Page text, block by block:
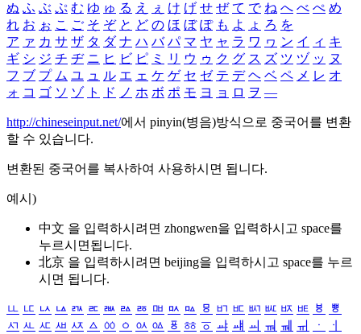
ぬ ふ ぶ ぷ む ゆ ゅ る え ぇ け げ せ ぜ て で ね へ べ ぺ め
れ お ぉ こ ご そ ぞ と ど の ほ ぼ ぽ も よ ょ ろ を
ア ァ カ サ ザ タ ダ ナ ハ バ パ マ ヤ ャ ラ ワ ヮ ン イ ィ キ
ギ シ ジ チ ヂ ニ ヒ ビ ピ ミ リ ウ ゥ ク グ ス ズ ツ ヅ ッ ヌ
フ ブ プ ム ユ ュ ル エ ェ ケ ゲ セ ゼ テ デ ヘ ベ ペ メ レ オ
ォ コ ゴ ソ ゾ ト ド ノ ホ ボ ポ モ ヨ ョ ロ ヲ ―
http://chineseinput.net/에서 pinyin(병음)방식으로 중국어를 변환
할 수 있습니다.
변환된 중국어를 복사하여 사용하시면 됩니다.
예시)
中文 을 입력하시려면 zhongwen을 입력하시고 space를
누르시면됩니다.
北京 을 입력하시려면 beijing을 입력하시고 space를 누르
시면 됩니다.
ㅥ ㅦ ㅧ ㅨ ㅩ ㅪ ㅫ ㅬ ㅭ ㅮ ㅯ ㅰ ㅱ ㅲ ㅳ ㅴ ㅵ ㅶ ㅷ ㅸ
ㅹ
ㅺ ㅻ ㅼ ㅽ ㅾ ㅿ ㆀ ㆁ ㆂ ㆃ ㆄ ㆅ ㆆ ㆇ ㆈ ㆉ ㆊ ㆋ ㆌ ㆍ
ㆎ